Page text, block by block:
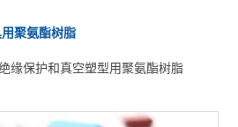
聚氨酯树脂
缘保护和真空塑型用聚氨酯树脂